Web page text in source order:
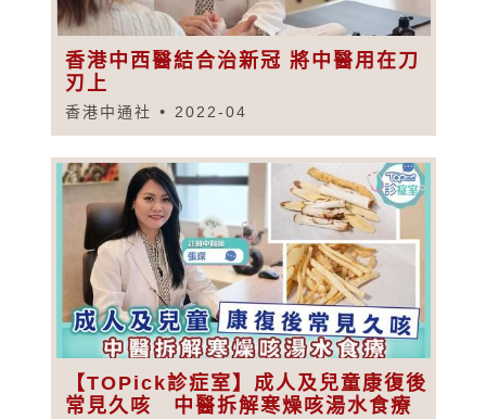
香港中西醫結合治新冠 將中醫用在刀
刃上
香港中通社 2022-04
【TOPick診症室】成人及兒童康復後
常見久咳 中醫拆解寒燥咳湯水食療